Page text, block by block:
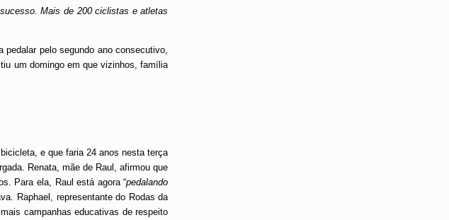
Mais de 200 ciclistas e atletas
pelo segundo ano consecutivo,
um domingo em que vizinhos, família
e que faria 24 anos nesta terça
Renata, mãe de Raul, afirmou que
Para ela, Raul está agora “pedalando
Raphael, representante do Rodas da
campanhas educativas de respeito